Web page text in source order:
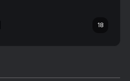
18